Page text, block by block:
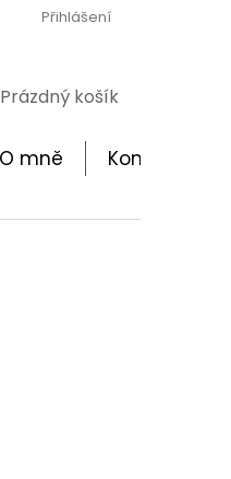
BEZPEČNOSTNÍ
Přihlášení
NÁKUPNÍ
Prázdný košík
O mně Kontakt